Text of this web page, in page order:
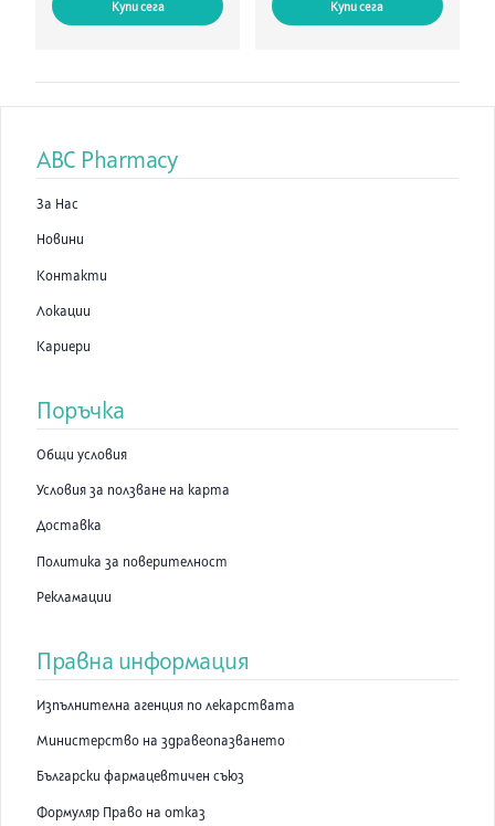
Купи сега Купи сега
ABC Pharmacy
За Нас
Новини
Контакти
Локации
Кариери
Поръчка
Общи условия
Условия за ползване на карта
Доставка
Политика за поверителност
Рекламации
Правна информация
Изпълнителна агенция по лекарствата
Министерство на здравеопазването
Български фармацевтичен съюз
Формуляр Право на отказ